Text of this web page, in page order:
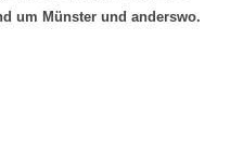
um Münster und anderswo.